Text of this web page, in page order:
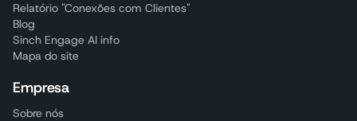
Relatório "Conexões com Clientes"
Blog
Sinch Engage AI info
Mapa do site
Empresa
Sobre nós